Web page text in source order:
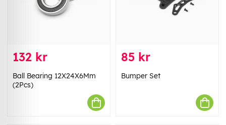
132 kr
Ball Bearing 12X24X6Mm
(2Pcs)
85 kr
Bumper Set